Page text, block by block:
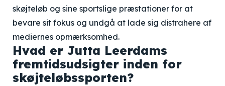
skøjteløb og sine sportslige præstationer for at
bevare sit fokus og undgå at lade sig distrahere af
mediernes opmærksomhed.
Hvad er Jutta Leerdams
fremtidsudsigter inden for
skøjteløbssporten?